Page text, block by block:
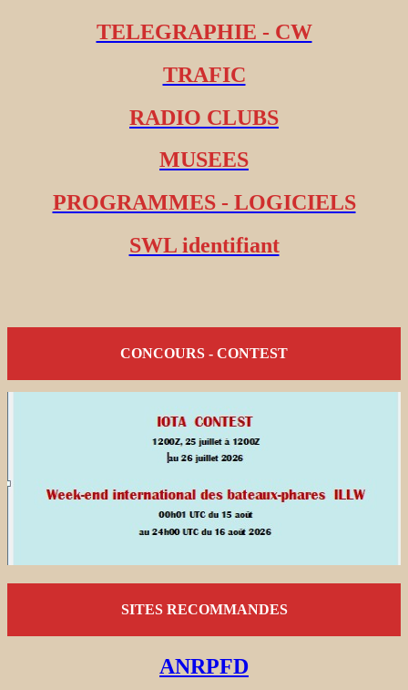
TELEGRAPHIE - CW
TRAFIC
RADIO CLUBS
MUSEES
PROGRAMMES - LOGICIELS
SWL identifiant
CONCOURS - CONTEST
SITES RECOMMANDES
ANRPFD